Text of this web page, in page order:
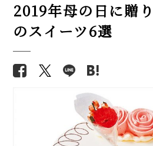
2019年母の日に贈
のスイーツ6選